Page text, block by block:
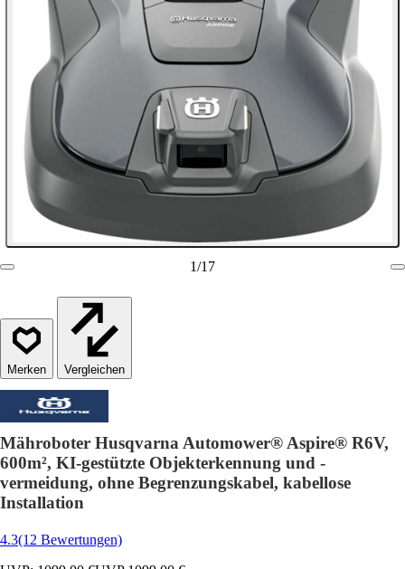
1/17
Vergleichen
Mähroboter Husqvarna Automower® Aspire® R6V,
600m², KI-gestützte Objekterkennung und -
vermeidung, ohne Begrenzungskabel, kabellose
Installation
4.3(12 Bewertungen)